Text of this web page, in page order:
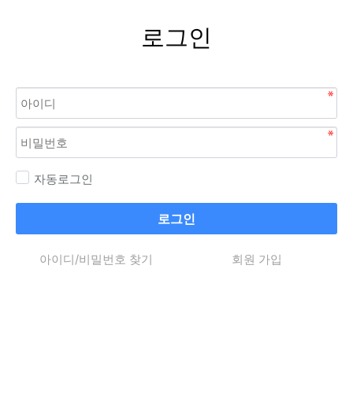
로그인
자동로그인
로그인
아이디/비밀번호 찾기 회원 가입